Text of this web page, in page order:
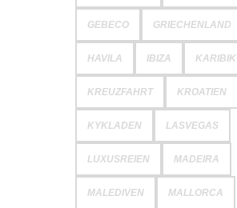
GEBECO GRIECHENLAND
HAVILA IBIZA KARIBIK
KREUZFAHRT KROATIEN
KYKLADEN LASVEGAS
LUXUSREIEN MADEIRA
MALEDIVEN MALLORCA